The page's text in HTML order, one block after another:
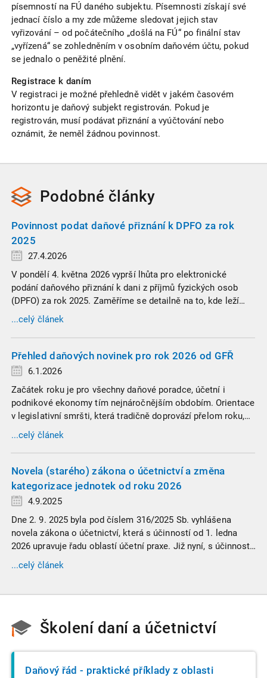
písemností na FÚ daného subjektu. Písemnosti získají své
jednací číslo a my zde můžeme sledovat jejich stav
vyřizování – od počátečního „došlá na FÚ“ po finální stav
„vyřízená“ se zohledněním v osobním daňovém účtu, pokud
se jednalo o peněžité plnění.
Registrace k daním
V registraci je možné přehledně vidět v jakém časovém
horizontu je daňový subjekt registrován. Pokud je
registrován, musí podávat přiznání a vyúčtování nebo
oznámit, že neměl žádnou povinnost.
Podobné články
Povinnost podat daňové přiznání k DPFO za rok
2025
27.4.2026
V pondělí 4. května 2026 vyprší lhůta pro elektronické
podání daňového přiznání k dani z příjmů fyzických osob
(DPFO) za rok 2025. Zaměříme se detailně na to, kde leží
hranice povinnosti přiznání podat, jaké jsou nejčastější
chytáky v soubězích příjmů a na co si dát v roce 2026
...celý článek
Přehled daňových novinek pro rok 2026 od GFŘ
6.1.2026
Začátek roku je pro všechny daňové poradce, účetní i
podnikové ekonomy tím nejnáročnějším obdobím. Orientace
v legislativní smršti, která tradičně doprovází přelom roku,
vyžaduje nastudovat všechny novely a doprovodné
informace. Generální finanční ředitelství (GFŘ) zveřejnilo
žádného daňového profesionála.
...celý článek
Novela (starého) zákona o účetnictví a změna
kategorizace jednotek od roku 2026
4.9.2025
Dne 2. 9. 2025 byla pod číslem 316/2025 Sb. vyhlášena
novela zákona o účetnictví, která s účinností od 1. ledna
2026 upravuje řadu oblastí účetní praxe. Již nyní, s účinností
od 3. září 2025, platí nová, zvýšená kritéria pro zařazení firem
do velikostních a použijí se zpětně již pro účetní období
...celý článek
Školení daní a účetnictví
Daňový řád - praktické příklady z oblasti